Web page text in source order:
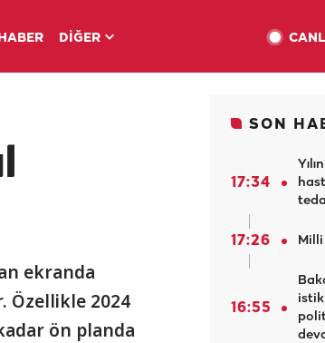
DİĞER
ekranda
Özellikle 2024
ön planda
SON
17:34
17:26
16:55